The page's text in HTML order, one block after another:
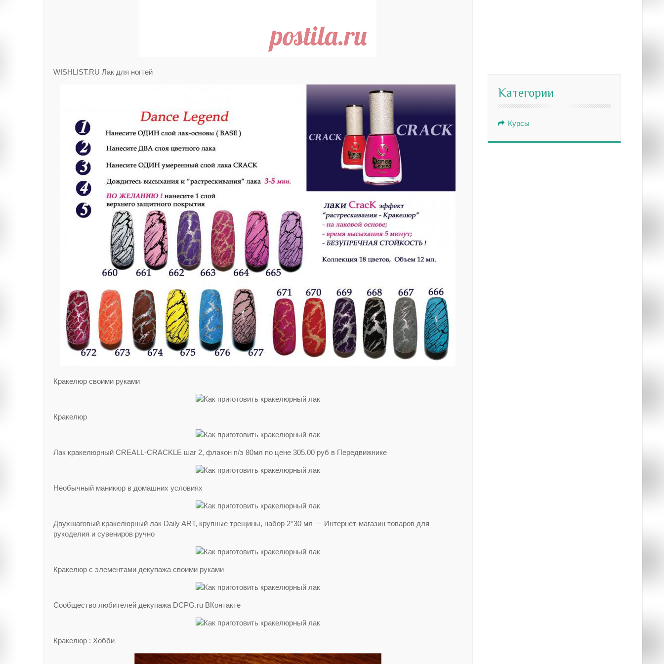
WISHLIST.RU Лак для ногтей
Кракелюр своими руками
Кракелюр
Лак кракелюрный CREALL-CRACKLE шаг 2, флакон п/э 80мл по цене 305.00 руб в Передвижнике
Необычный маникюр в домашних условиях
Двухшаговый кракелюрный лак Daily ART, крупные трещины, набор 2*30 мл — Интернет-магазин товаров для
рукоделия и сувениров ручно
Кракелюр с элементами декупажа своими руками
Сообщество любителей декупажа DCPG.ru ВКонтакте
Кракелюр : Хобби
Категории
Курсы